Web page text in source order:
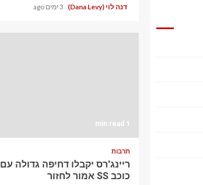
דנה לוי (Dana Levy) 3 ימים ago
1 min read
תרבות
ריינג'רס יקבלו דחיפה גדולה עם
כוכב SS אמור לחזור